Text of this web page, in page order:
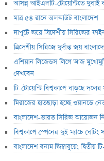
আসন্ন আইএলটি-টোয়েন্টিতে দুবাই
মাত্র ৫৪ রানে অলআউট বাংলাদেশ
দাপুটে জয়ে ত্রিদেশীয় সিরিজের
ত্রিদেশীয় সিরিজে দুর্দান্ত জয়
এশিয়ান লিজেন্ডস লিগে আজ
দেখবেন
টি-টোয়েন্টি বিশ্বকাপে বাড়ছে
মিরাজের হাতছাড়া হচ্ছে ওয়ানডে
বাংলাদেশ-ভারত সিরিজ আয়োজন
বিশ্বকাপে স্পেনের দুই ম্যাচে বেটিং
বাংলাদেশ বনাম জিম্বাবুয়ে;